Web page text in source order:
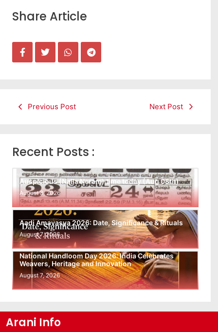
Share Article
Previous Post Next Post
Recent Posts :
Auspicious (Nalla Neram) time today (Aug 08th)
August 8, 2026
Aadi Amavasya 2026: Date, Significance & Rituals
August 7, 2026
National Handloom Day 2026: India Celebrates
Weavers, Heritage and Innovation
August 7, 2026
Arani Info